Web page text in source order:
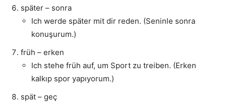
später – sonra
Ich werde später mit dir reden. (Seninle sonra
konuşurum.)
früh – erken
Ich stehe früh auf, um Sport zu treiben. (Erken
kalkıp spor yapıyorum.)
spät – geç